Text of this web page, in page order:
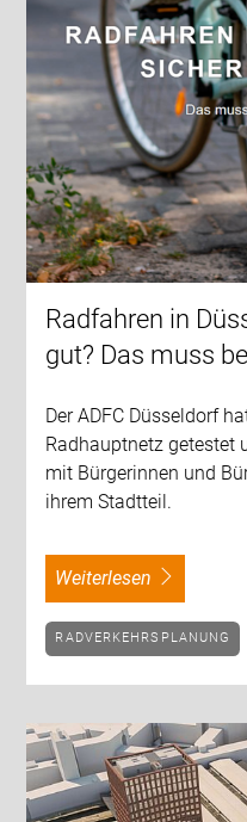
Radfahren in
gut? Das muss
Der ADFC Düsseldorf
Radhauptnetz getestet
mit Bürgerinnen und
ihrem Stadtteil.
weiterlesen
RADVERKEHRSPLANUNG